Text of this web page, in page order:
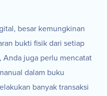
besar kemungkinan
bukti fisik dari setiap
Anda juga perlu mencatat
dalam buku
banyak transaksi